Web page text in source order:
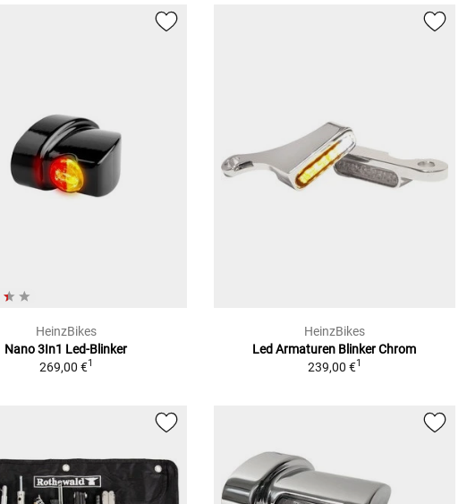
HeinzBikes
Nano 3In1 Led-Blinker
269,00 €1
HeinzBikes
Led Armaturen Blinker Chrom
239,00 €1